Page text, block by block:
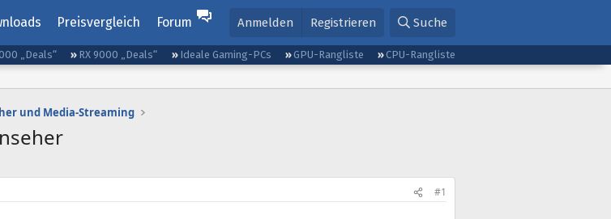
Preisvergleich Forum Anmelden Registrieren Suche
„Deals“ RX 9000 „Deals“ Ideale Gaming-PCs GPU-Rangliste
CPU-Rangliste
und Media-Streaming
#1